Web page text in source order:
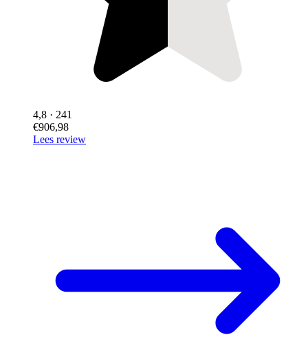
4,8 · 241
€906,98
Lees review